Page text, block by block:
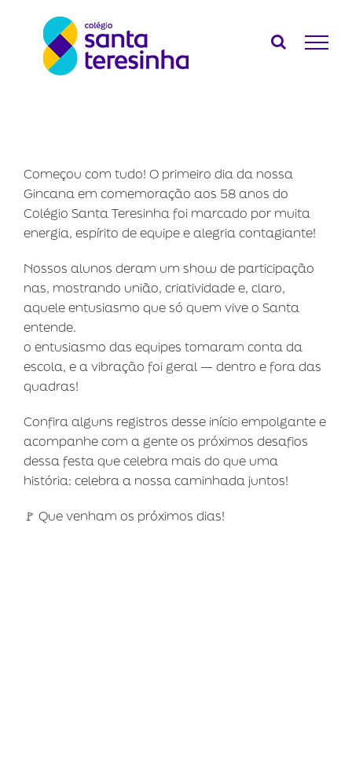
conteúdo
Começou com tudo! O primeiro dia da nossa
Gincana em comemoração aos 58 anos do
Colégio Santa Teresinha foi marcado por muita
energia, espírito de equipe e alegria contagiante!
Nossos alunos deram um show de participação
nas, mostrando união, criatividade e, claro,
aquele entusiasmo que só quem vive o Santa
entende.
o entusiasmo das equipes tomaram conta da
escola, e a vibração foi geral — dentro e fora das
quadras!
Confira alguns registros desse início empolgante e
acompanhe com a gente os próximos desafios
dessa festa que celebra mais do que uma
história: celebra a nossa caminhada juntos!
🚩 Que venham os próximos dias!